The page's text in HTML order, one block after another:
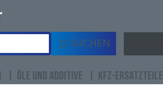
SUCHEN
ÖLE UND ADDITIVE KFZ-ERSATZTEILE